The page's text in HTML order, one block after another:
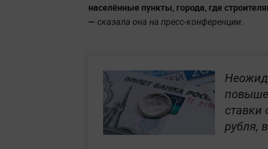
населённые пункты, города, где
— сказала она на пресс-конференции.
ставки
рубля,